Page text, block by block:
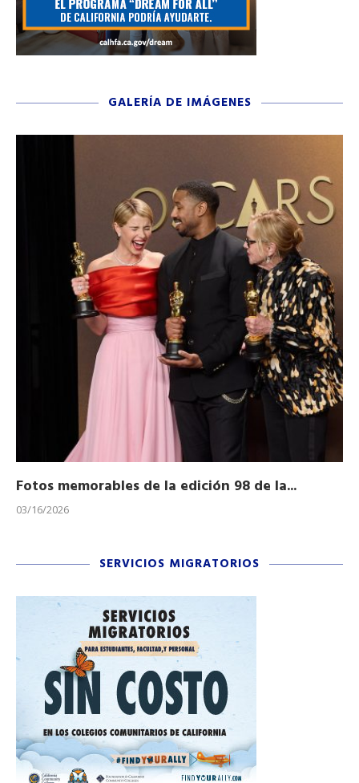
GALERÍA DE IMÁGENES
Fotos memorables de la edición 98 de la...
03/16/2026
SERVICIOS MIGRATORIOS